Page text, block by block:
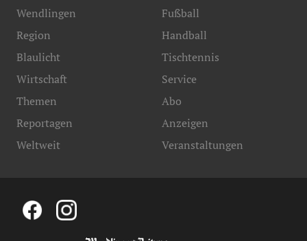
Wendlingen
Region
Blaulicht
Fußball
Handball
Tischtennis
Wirtschaft
Themen
Reportagen
Weltweit
Service
Abo
Anzeigen
Veranstaltungen